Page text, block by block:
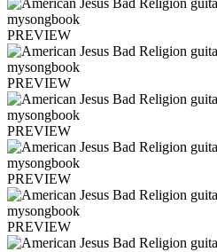
PREVIEW
PREVIEW
PREVIEW
PREVIEW
PREVIEW